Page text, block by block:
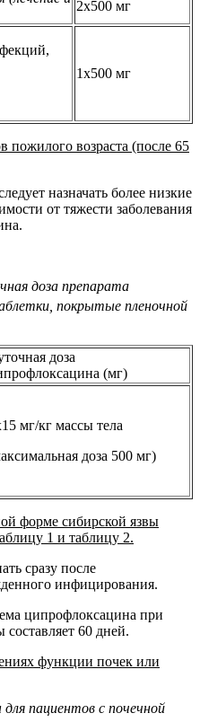
2x500 мг
1x500 мг
пожилого возраста (после 65
назначать более низкие
от тяжести заболевания
доза препарата
покрытые пленочной
доза
(мг)
мг/кг массы тела
доза 500 мг)
форме сибирской язвы
1 и таблицу 2.
сразу после
инфицирования.
ципрофлоксацина при
60 дней.
функции почек или
пациентов с почечной